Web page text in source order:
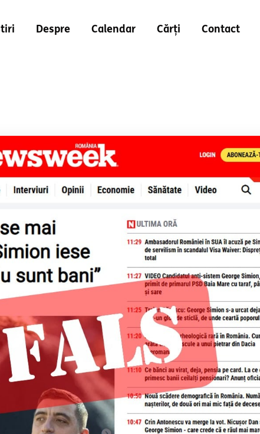
Despre Calendar Cărți Contact